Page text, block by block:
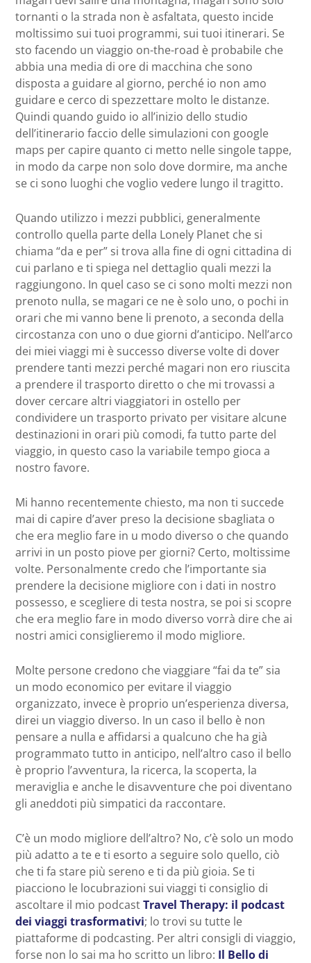
tornanti o la strada non è asfaltata, questo incide
moltissimo sui tuoi programmi, sui tuoi itinerari. Se
sto facendo un viaggio on-the-road è probabile che
abbia una media di ore di macchina che sono
disposta a guidare al giorno, perché io non amo
guidare e cerco di spezzettare molto le distanze.
Quindi quando guido io all’inizio dello studio
dell’itinerario faccio delle simulazioni con google
maps per capire quanto ci metto nelle singole tappe,
in modo da carpe non solo dove dormire, ma anche
se ci sono luoghi che voglio vedere lungo il tragitto.
Quando utilizzo i mezzi pubblici, generalmente
controllo quella parte della Lonely Planet che si
chiama “da e per” si trova alla fine di ogni cittadina di
cui parlano e ti spiega nel dettaglio quali mezzi la
raggiungono. In quel caso se ci sono molti mezzi non
prenoto nulla, se magari ce ne è solo uno, o pochi in
orari che mi vanno bene li prenoto, a seconda della
circostanza con uno o due giorni d’anticipo. Nell’arco
dei miei viaggi mi è successo diverse volte di dover
prendere tanti mezzi perché magari non ero riuscita
a prendere il trasporto diretto o che mi trovassi a
dover cercare altri viaggiatori in ostello per
condividere un trasporto privato per visitare alcune
destinazioni in orari più comodi, fa tutto parte del
viaggio, in questo caso la variabile tempo gioca a
nostro favore.
Mi hanno recentemente chiesto, ma non ti succede
mai di capire d’aver preso la decisione sbagliata o
che era meglio fare in u modo diverso o che quando
arrivi in un posto piove per giorni? Certo, moltissime
volte. Personalmente credo che l’importante sia
prendere la decisione migliore con i dati in nostro
possesso, e scegliere di testa nostra, se poi si scopre
che era meglio fare in modo diverso vorrà dire che ai
nostri amici consiglieremo il modo migliore.
Molte persone credono che viaggiare “fai da te” sia
un modo economico per evitare il viaggio
organizzato, invece è proprio un’esperienza diversa,
direi un viaggio diverso. In un caso il bello è non
pensare a nulla e affidarsi a qualcuno che ha già
programmato tutto in anticipo, nell’altro caso il bello
è proprio l’avventura, la ricerca, la scoperta, la
meraviglia e anche le disavventure che poi diventano
gli aneddoti più simpatici da raccontare.
C’è un modo migliore dell’altro? No, c’è solo un modo
più adatto a te e ti esorto a seguire solo quello, ciò
che ti fa stare più sereno e ti da più gioia. Se ti
piacciono le locubrazioni sui viaggi ti consiglio di
ascoltare il mio podcastTravel Therapy: il podcast
dei viaggi trasformativi; lo trovi su tutte le
piattaforme di podcasting. Per altri consigli di viaggio,
forse non lo sai ma ho scritto un libro: Il Bello di